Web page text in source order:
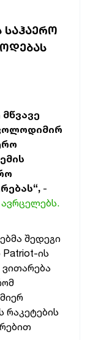
ᲡᲐᲰᲐᲔᲠᲝ
-
ავრცელებს.
შედეგი
ის
რაკეტების